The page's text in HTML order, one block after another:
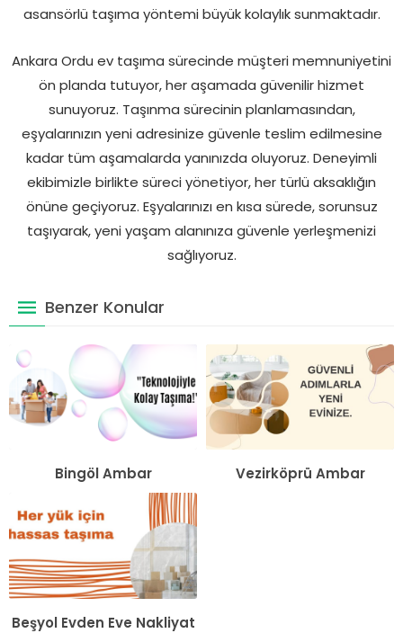
asansörlü taşıma yöntemi büyük kolaylık sunmaktadır.
Ankara Ordu ev taşıma sürecinde müşteri memnuniyetini
ön planda tutuyor, her aşamada güvenilir hizmet
sunuyoruz. Taşınma sürecinin planlamasından,
eşyalarınızın yeni adresinize güvenle teslim edilmesine
kadar tüm aşamalarda yanınızda oluyoruz. Deneyimli
ekibimizle birlikte süreci yönetiyor, her türlü aksaklığın
önüne geçiyoruz. Eşyalarınızı en kısa sürede, sorunsuz
taşıyarak, yeni yaşam alanınıza güvenle yerleşmenizi
sağlıyoruz.
Benzer Konular
Bingöl Ambar Vezirköprü Ambar
Beşyol Evden Eve Nakliyat